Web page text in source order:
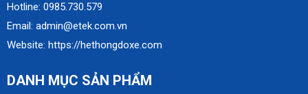
Hotline: 0985.730.579
Email: admin@etek.com.vn
Website: https://hethongdoxe.com
DANH MỤC SẢN PHẨM